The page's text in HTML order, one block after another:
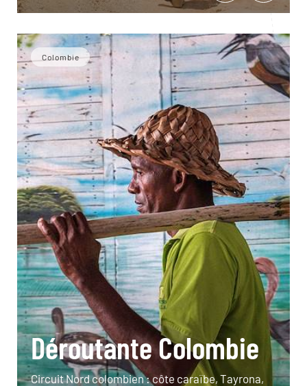
Colombie
Déroutante Colombie
Circuit Nord colombien : côte caraïbe, Tayrona,